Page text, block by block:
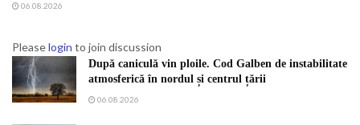
06.08.2026
Pleaselogin to join discussion
După caniculă vin ploile. Cod Galben de instabilitate
atmosferică în nordul și centrul țării
06.08.2026